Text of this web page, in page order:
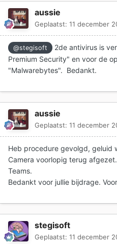
aussie
Geplaatst: 11 december
@stegisoft
2de antivirus is
Premium Security" en voor de
"Malwarebytes". Bedankt.
aussie
Geplaatst: 11 december
Heb procedure gevolgd, geluid
Camera voorlopig terug
Teams.
Bedankt voor jullie bijdrage.
stegisoft
Geplaatst: 11 december